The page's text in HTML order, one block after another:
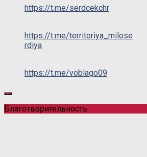
https://t.me/serdcekchr
https://t.me/territoriya_milose
rdiya
https://t.me/voblago09
Благотворительность